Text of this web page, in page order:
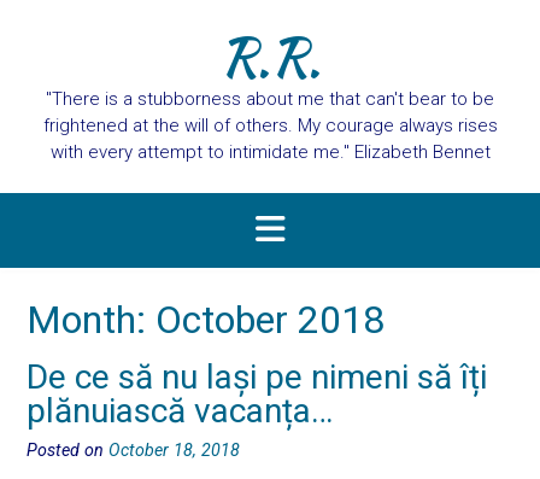
R.R.
"There is a stubborness about me that can't bear to be
frightened at the will of others. My courage always rises
with every attempt to intimidate me." Elizabeth Bennet
Month: October 2018
De ce să nu lași pe nimeni să îți
plănuiască vacanța…
Posted on October 18, 2018